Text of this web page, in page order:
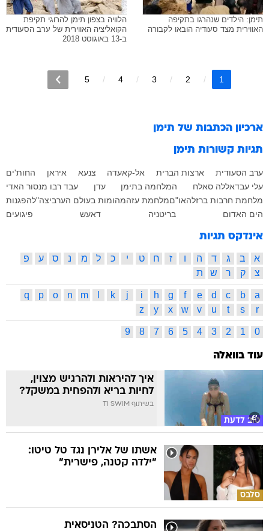
תימן: הילדים שנהרגו בתקיפה
האווירית מצד סעודיה הובאו לקבורה
הלוויה בצפון תימן להרוגי תקיפת
הקואליציה האווירית של ערב הסעודית
ב-13 באוגוסט 2018
1
2
3
4
5
ארכיון הכתבות של תימן
תגיות קשורות תימן
ערב הסעודית ארצות הברית אל-קאעדה צנעא איראן
החות'ים
עלי עבדאללה סאלח
המלחמה בתימן עדן
עבד רבו מנסור האדי
מלחמת חרבות ברזלהאו"םמלחמת עזהמהומות בעולם הערביצה"להפגנות
הים האדום
בריטניה דאעש פיגועים
אינדקס תגיות
א ב ג ד ה ו ז ח ט י כ ל מ נ ס ע
פ
צ
ק ר ש ת
a
b
c
d
e
f
g
h
i
j
k
m
n
o
p
q
r
s
t
u
v
w
x
y
z
0
1
2
3
4
5
6
7
8
9
עוד בוואלה
טוב לדעת
איך להיראות ולהרגיש מצוין,
לחיות בריא ולהפחית במשקל?
בשיתוף TI SWIM
סלבס
אשתו של אלירן נגד טל טיטו:
"ילדה קטנה, פישרית"
הסתבכה? הטניסאית